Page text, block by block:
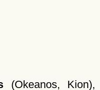
(Okeanos, Kion),